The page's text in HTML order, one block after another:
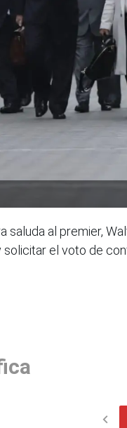
saluda al premier,
el voto de
chevron_left